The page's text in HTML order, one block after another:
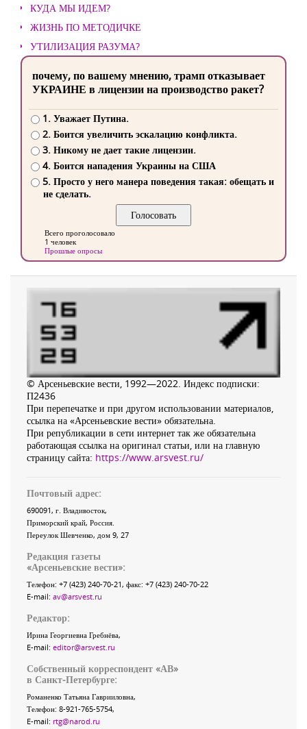
КУДА МЫ ИДЕМ?
ЖИЗНЬ ПО МЕТОДИЧКЕ
УТИЛИЗАЦИЯ РАЗУМА?
почему, по вашему мнению, трамп отказывает
УКРАИНЕ в лицензии на производство ракет?
1. Уважает Путина.
2. Боится увеличить эскалацию конфликта.
3. Никому не дает такие лицензии.
4. Боится нападения Украины на США
5. Просто у него манера поведения такая: обещать и
не сделать.
Всего проголосовало
1 человек
Прошлые опросы
© Арсеньевские вести, 1992—2022. Индекс подписки:
П2436
При перепечатке и при другом использовании материалов,
ссылка на «Арсеньевские вести» обязательна.
При републикации в сети интернет так же обязательна
работающая ссылка на оригинал статьи, или на главную
страницу сайта: https://www.arsvest.ru/
Почтовый адрес:
690091, г. Владивосток,
Приморский край, Россия
Переулок Шевченко, дом 9, 27
Редакция газеты
«Арсеньевские вести»:
Телефон: +7 (423) 240-70-21, факс: +7 (423) 240-70-22
E-mail: av@arsvest.ru
Редактор:
Ирина Георгиевна Гребнёва,
E-mail: editor@arsvest.ru
Собственный корреспондент «АВ»
в Санкт-Петербурге:
Романенко Татьяна Гаврииловна,
Телефон: 8-921-765-5754,
E-mail: rtg@narod.ru